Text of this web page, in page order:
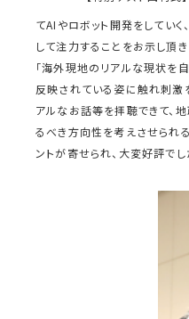
てAIやロボット開発をしてい
して注力することをお示し頂
「海外現地のリアルな現状を
反映されている姿に触れ刺激
アルなお話等を拝聴できて、
るべき方向性を考えさせられ
ントが寄せられ、大変好評でし